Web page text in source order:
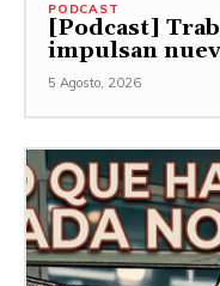
PODCAST
[Podcast]
impulsan
5 Agosto, 2026